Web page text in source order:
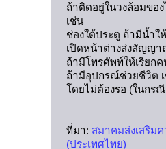
ถ้าติดอยู่ในวงล้อมขอ
เช่น
ช่องใต้ประตู ถ้ามีน้ำใ
เปิดหน้าต่างส่งสัญญา
ถ้ามีโทรศัพท์ให้เรียก
ถ้ามีอุปกรณ์ช่วยชีวิต เ
โดยไม่ต้องรอ (ในกร
ที่มา: สมาคมส่งเสริม
(ประเทศไทย)